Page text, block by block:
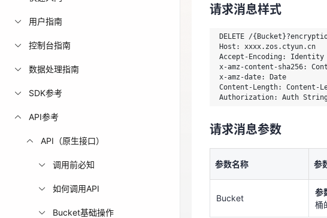
免费活动
免费试用中心 HOT
多款云产品免费试用，快来开启
用户指南
控制台指南
数据处理指南
SDK参考
API参考
API（原生接口）
调用前必知
如何调用API
Bucket基础操作
DELETE /
Accept-Encoding: Identity
x-amz-content-sha256:
x-amz-date: Date
Content-Length: Content-
Authorization: Auth String
参数名称
Bucket
参
桶
请求消息头
请求消息样式
DELETE /
Host: xxxx.zos.ctyun.cn
Accept-Encoding: Identity
x-amz-content-sha256:
x-amz-date: Date
Content-Length: Content-
Authorization: Auth
请求消息参数
参数名称 参
Bucket
参
桶